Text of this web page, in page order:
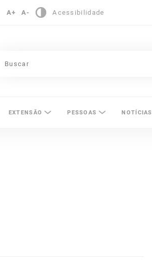
A+ A- Acessibilidade
EXTENSÃO PESSOAS NOTÍCIAS